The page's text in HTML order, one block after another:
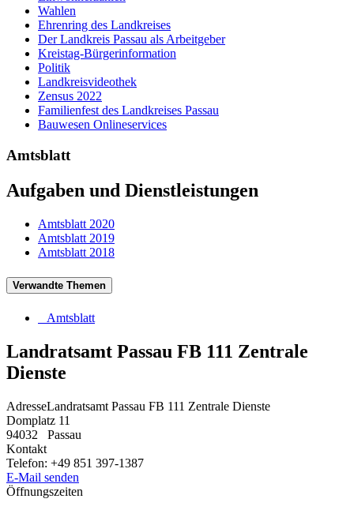
Wahlen
Ehrenring des Landkreises
Der Landkreis Passau als Arbeitgeber
Kreistag-Bürgerinformation
Politik
Landkreisvideothek
Zensus 2022
Familienfest des Landkreises Passau
Bauwesen Onlineservices
Amtsblatt
Aufgaben und Dienstleistungen
Amtsblatt 2020
Amtsblatt 2019
Amtsblatt 2018
Verwandte Themen
Amtsblatt
Landratsamt Passau FB 111 Zentrale
Dienste
AdresseLandratsamt Passau FB 111 Zentrale Dienste
Domplatz 11
94032
Passau
Kontakt
Telefon: +49 851 397-1387
E-Mail senden
Öffnungszeiten